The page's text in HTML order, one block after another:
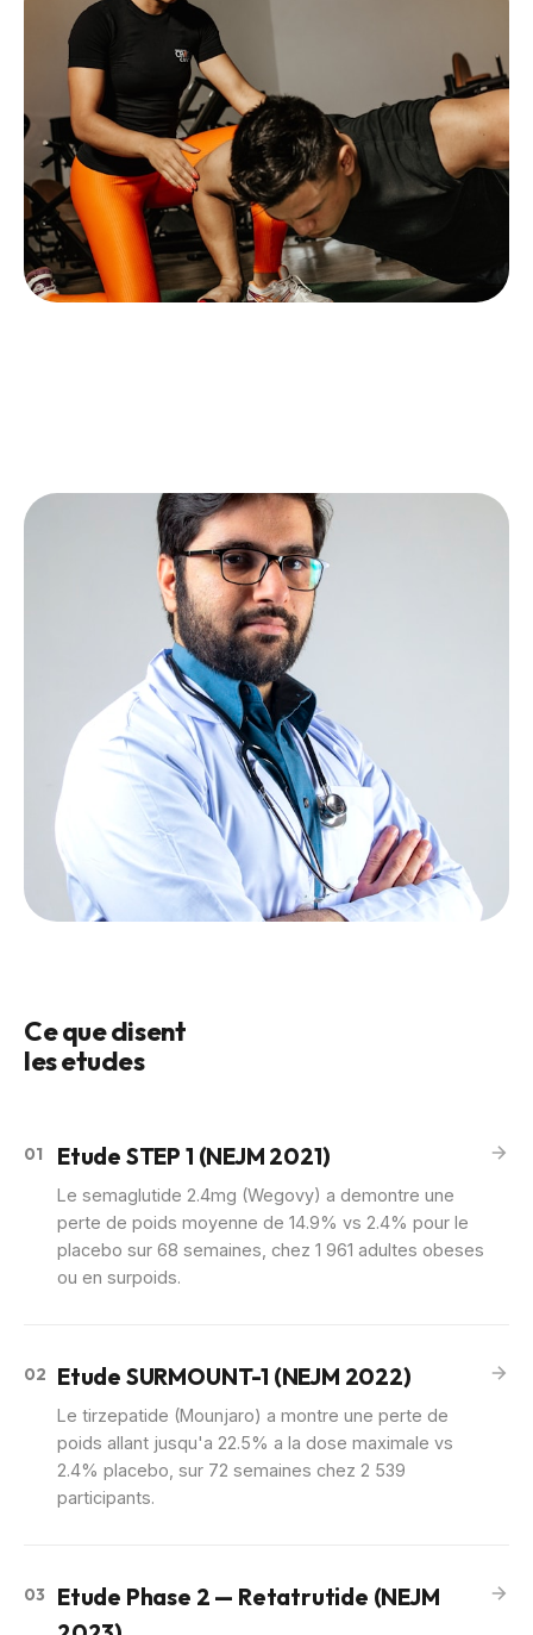
Ce que disent
les etudes
01 Etude STEP 1 (NEJM 2021)
Le semaglutide 2.4mg (Wegovy) a demontre une
perte de poids moyenne de 14.9% vs 2.4% pour le
placebo sur 68 semaines, chez 1 961 adultes obeses
ou en surpoids.
02 Etude SURMOUNT-1 (NEJM 2022)
Le tirzepatide (Mounjaro) a montre une perte de
poids allant jusqu'a 22.5% a la dose maximale vs
2.4% placebo, sur 72 semaines chez 2 539
participants.
03
Etude Phase 2 — Retatrutide (NEJM